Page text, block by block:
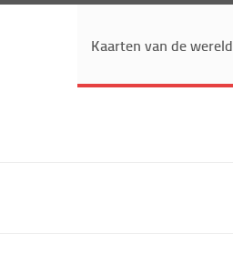
Kaarten van de wereld